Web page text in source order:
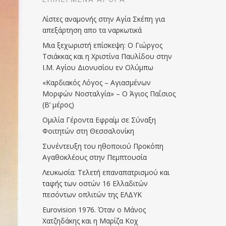
Λίστες αναμονής στην Αγία Σκέπη για
απεξάρτηση απο τα ναρκωτικά
Μια ξεχωριστή επίσκεψη: Ο Γιώργος
Τσιάκκας και η Χριστίνα Παυλίδου στην
Ι.Μ. Αγίου Διονυσίου εν Ολύμπω
«Καρδιακός Λόγος – Αγιασμένων
Μορφών Νοσταλγία» – Ο Άγιος Παΐσιος
(Β’ μέρος)
Ομιλία Γέροντα Εφραίμ σε Σύναξη
Φοιτητών στη Θεσσαλονίκη
Συνέντευξη του ηθοποιού Προκόπη
Αγαθοκλέους στην Πεμπτουσία
Λευκωσία: Τελετή επαναπατρισμού και
ταφής των οστών 16 Ελλαδιτών
πεσόντων οπλιτών της ΕΛΔΥΚ
Eurovision 1976. Όταν ο Μάνος
Χατζηδάκης και η Μαρίζα Κοχ